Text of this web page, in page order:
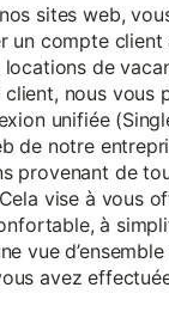
sites web,
un compte client
de
nous vous
unifiée
de notre
provenant de
vise à vous
à
vue
avez